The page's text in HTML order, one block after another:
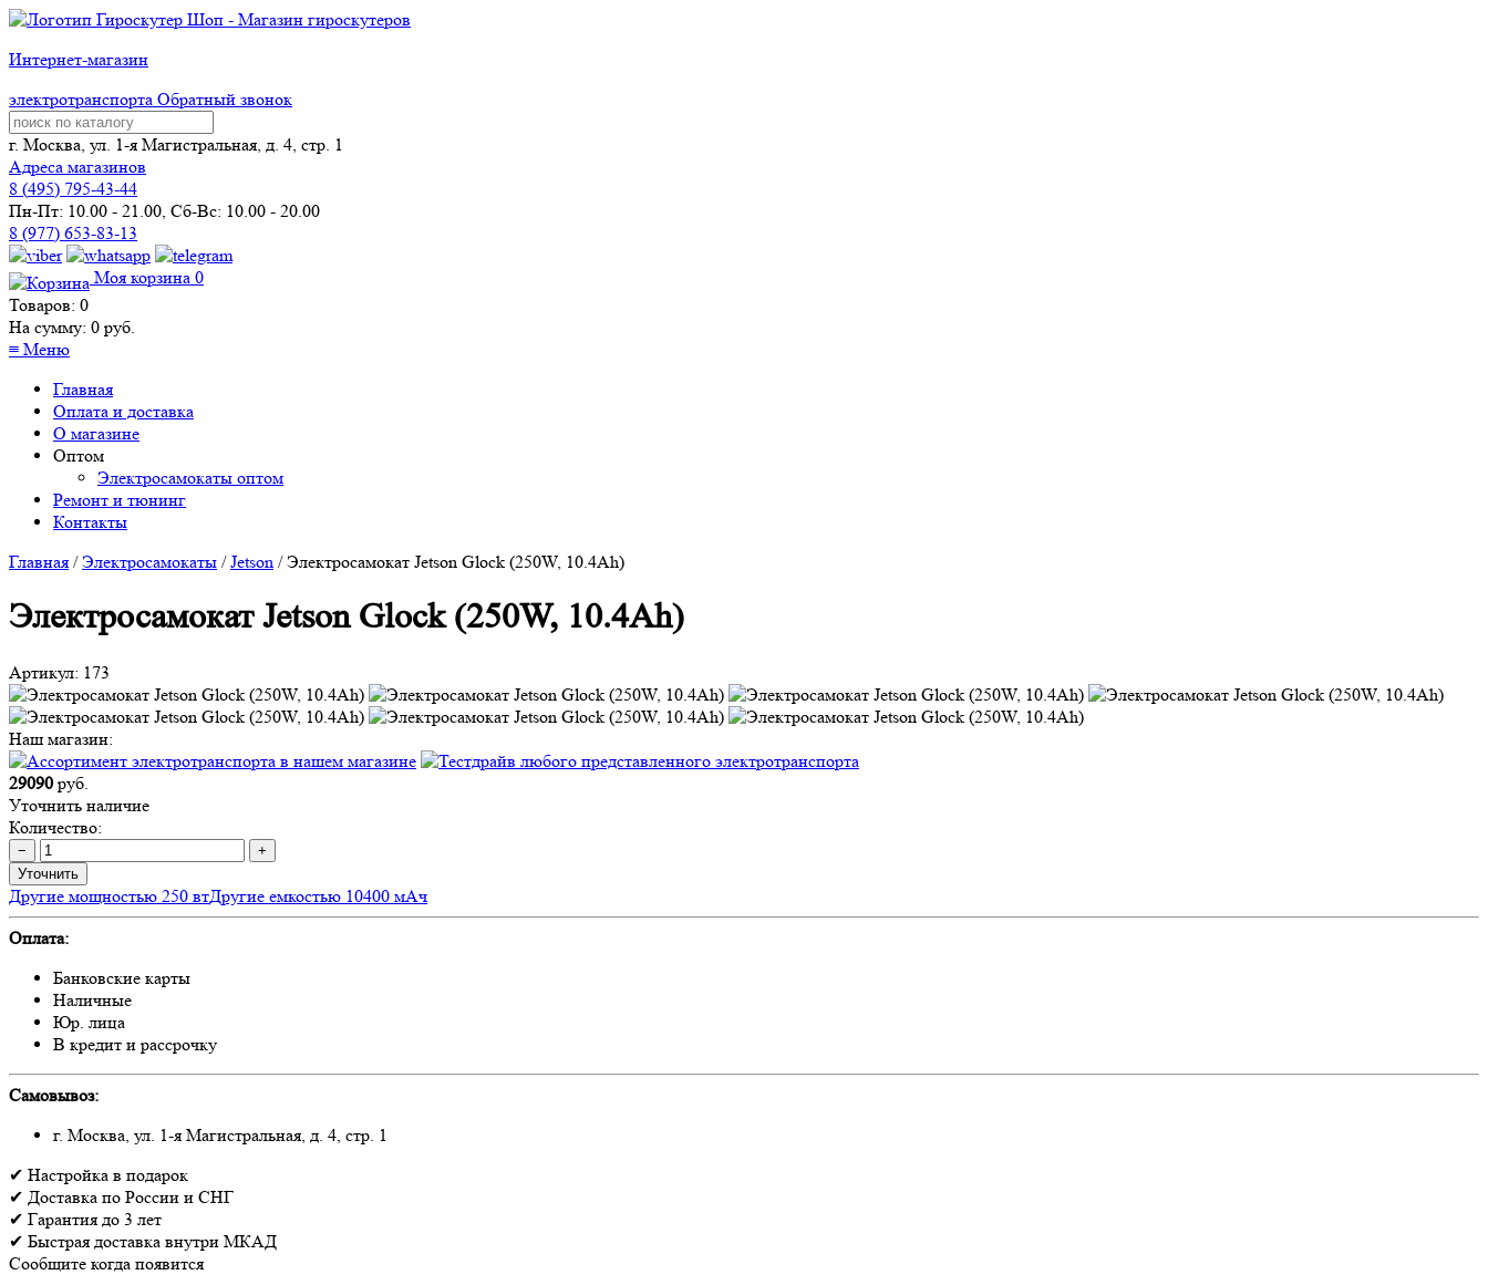
Интернет-магазин
электротранспорта Обратный звонок
г. Москва, ул. 1-я Магистральная, д. 4, стр. 1
Адреса магазинов
8 (495) 795-43-44
Пн-Пт: 10.00 - 21.00, Сб-Вс: 10.00 - 20.00
8 (977) 653-83-13
Моя корзина 0
Товаров: 0
На сумму: 0 руб.
≡ Меню
Главная
Оплата и доставка
О магазине
Оптом
Электросамокаты оптом
Ремонт и тюнинг
Контакты
Главная /Электросамокаты /Jetson /Электросамокат Jetson Glock (250W, 10.4Ah)
Электросамокат Jetson Glock (250W, 10.4Ah)
Артикул: 173
Наш магазин:
29090 руб.
Уточнить наличие
Количество:
−
+
Уточнить
Другие мощностью 250 втДругие емкостью 10400 мАч
Оплата:
Банковские карты
Наличные
Юр. лица
В кредит и рассрочку
Самовывоз:
г. Москва, ул. 1-я Магистральная, д. 4, стр. 1
✔ Настройка в подарок
✔ Доставка по России и СНГ
✔ Гарантия до 3 лет
✔ Быстрая доставка внутри МКАД
Сообщите когда появится